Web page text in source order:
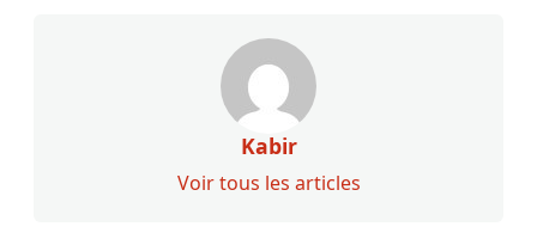
Kabir
Voir tous les articles